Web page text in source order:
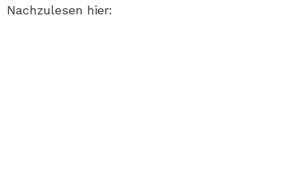
Nachzulesen hier: